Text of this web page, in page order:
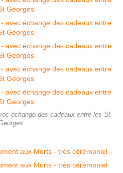
échange des cadeaux entre les St